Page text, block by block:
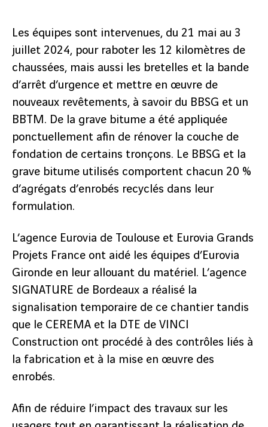
Les équipes sont intervenues, du 21 mai au 3
juillet 2024, pour raboter les 12 kilomètres de
chaussées, mais aussi les bretelles et la bande
d’arrêt d’urgence et mettre en œuvre de
nouveaux revêtements, à savoir du BBSG et un
BBTM. De la grave bitume a été appliquée
ponctuellement afin de rénover la couche de
fondation de certains tronçons. Le BBSG et la
grave bitume utilisés comportent chacun 20 %
d’agrégats d’enrobés recyclés dans leur
formulation.
L’agence Eurovia de Toulouse et Eurovia Grands
Projets France ont aidé les équipes d’Eurovia
Gironde en leur allouant du matériel. L’agence
SIGNATURE de Bordeaux a réalisé la
signalisation temporaire de ce chantier tandis
que le CEREMA et la DTE de VINCI
Construction ont procédé à des contrôles liés à
la fabrication et à la mise en œuvre des
enrobés.
Afin de réduire l’impact des travaux sur les